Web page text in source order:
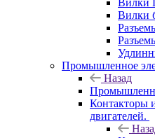
Вилки
Промышленное
Назад
Контакторы
двигателей.